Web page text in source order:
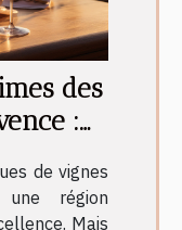
des
:
de vignes
région
Mais